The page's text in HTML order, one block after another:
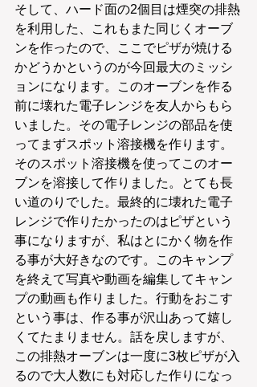
そして、ハード面の2個目は煙突の排熱
を利用した、これもまた同じくオーブ
ンを作ったので、ここでピザが焼ける
かどうかというのが今回最大のミッシ
ョンになります。このオーブンを作る
前に壊れた電子レンジを友人からもら
いました。その電子レンジの部品を使
ってまずスポット溶接機を作ります。
そのスポット溶接機を使ってこのオー
ブンを溶接して作りました。とても長
い道のりでした。最終的に壊れた電子
レンジで作りたかったのはピザという
事になりますが、私はとにかく物を作
る事が大好きなのです。このキャンプ
を終えて写真や動画を編集してキャン
プの動画も作りました。行動をおこす
という事は、作る事が沢山あって嬉し
くてたまりません。話を戻しますが、
この排熱オーブンは一度に3枚ピザが入
るので大人数にも対応した作りになっ